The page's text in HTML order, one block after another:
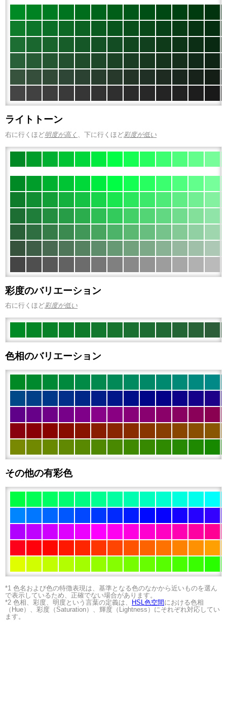
ライトトーン
右に行くほど明度が高く 、下に行くほど彩度が低い
彩度のバリエーション
右に行くほど彩度が低い
色相のバリエーション
その他の有彩色
*1 色名および色の特徴表現は、基準となる色のなかから近いものを選ん
で表示しているため、正確でない場合があります。
*2 色相、彩度、明度という言葉の定義は、
HSL色空間 における色相
（Hue）、彩度（Saturation）、輝度（Lightness）にそれぞれ対応してい
ます。